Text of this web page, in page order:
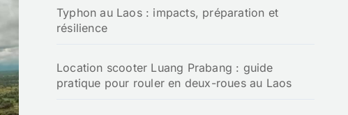
Typhon au Laos : impacts, préparation et
résilience
Location scooter Luang Prabang : guide
pratique pour rouler en deux-roues au Laos